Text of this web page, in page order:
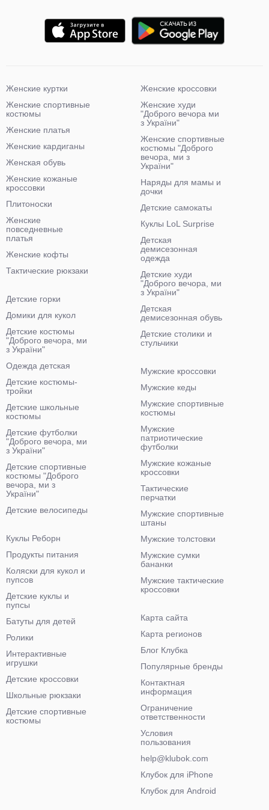
Женские куртки
Женские спортивные
костюмы
Женские платья
Женские кардиганы
Женская обувь
Женские кожаные
кроссовки
Плитоноски
Женские
повседневные
платья
Женские кофты
Тактические рюкзаки
Женские кроссовки
Женские худи
"Доброго вечора ми
з України"
Женские спортивные
костюмы "Доброго
вечора, ми з
України"
Наряды для мамы и
дочки
Детские самокаты
Куклы LoL Surprise
Детская
демисезонная
одежда
Детские худи
"Доброго вечора, ми
з України"
Детская
демисезонная обувь
Детские столики и
стульчики
Детские горки
Домики для кукол
Детские костюмы
"Доброго вечора, ми
з України"
Одежда детская
Детские костюмы-
тройки
Детские школьные
костюмы
Детские футболки
"Доброго вечора, ми
з України"
Детские спортивные
костюмы "Доброго
вечора, ми з
України"
Детские велосипеды
Мужские кроссовки
Мужские кеды
Мужские спортивные
костюмы
Мужские
патриотические
футболки
Мужские кожаные
кроссовки
Тактические
перчатки
Мужские спортивные
штаны
Мужские толстовки
Мужские сумки
бананки
Мужские тактические
кроссовки
Куклы Реборн
Продукты питания
Коляски для кукол и
пупсов
Детские куклы и
пупсы
Батуты для детей
Ролики
Интерактивные
игрушки
Детские кроссовки
Школьные рюкзаки
Детские спортивные
костюмы
Карта сайта
Карта регионов
Блог Клубка
Популярные бренды
Контактная
информация
Ограничение
ответственности
Условия
пользования
help@klubok.com
Клубок для iPhone
Клубок для Android